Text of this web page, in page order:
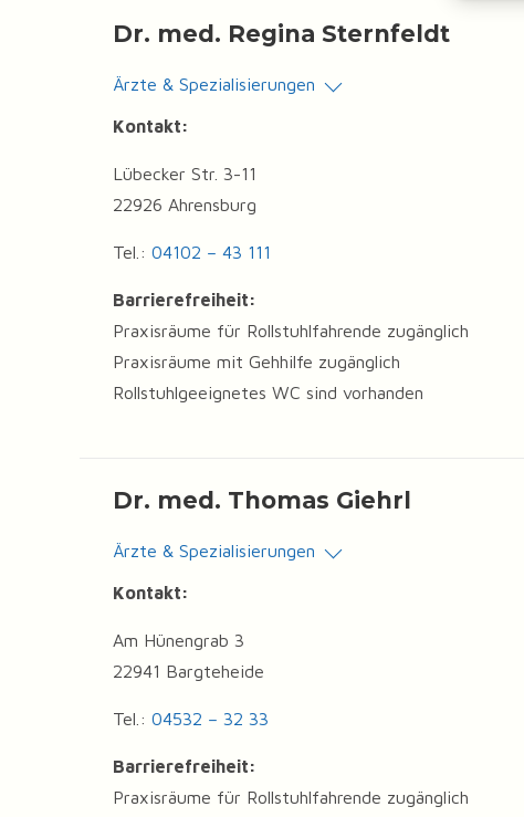
Dr. med. Regina Sternfeldt
Ärzte & Spezialisierungen
Kontakt:
Lübecker Str. 3-11
22926 Ahrensburg
Tel.: 04102 – 43 111
Barrierefreiheit:
Praxisräume für Rollstuhlfahrende zugänglich
Praxisräume mit Gehhilfe zugänglich
Rollstuhlgeeignetes WC sind vorhanden
Dr. med. Thomas Giehrl
Ärzte & Spezialisierungen
Kontakt:
Am Hünengrab 3
22941 Bargteheide
Tel.: 04532 – 32 33
Barrierefreiheit:
Praxisräume für Rollstuhlfahrende zugänglich